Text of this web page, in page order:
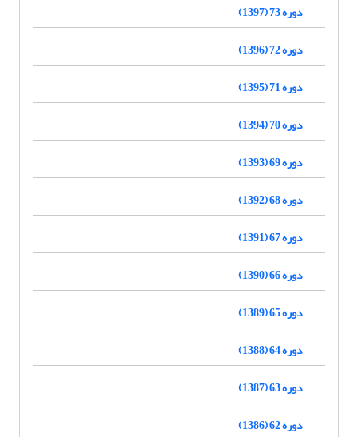
دوره 73 (1397)
دوره 72 (1396)
دوره 71 (1395)
دوره 70 (1394)
دوره 69 (1393)
دوره 68 (1392)
دوره 67 (1391)
دوره 66 (1390)
دوره 65 (1389)
دوره 64 (1388)
دوره 63 (1387)
دوره 62 (1386)